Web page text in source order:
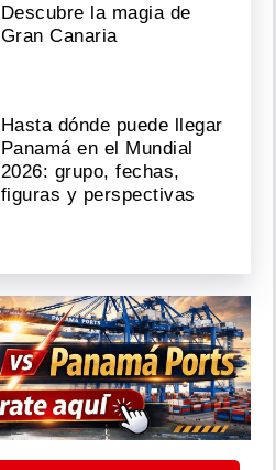
Descubre la magia de
Gran Canaria
Hasta dónde puede llegar
Panamá en el Mundial
2026: grupo, fechas,
figuras y perspectivas